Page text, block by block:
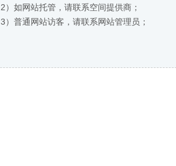
2）如网站托管，请联系空间提供商；
3）普通网站访客，请联系网站管理员；